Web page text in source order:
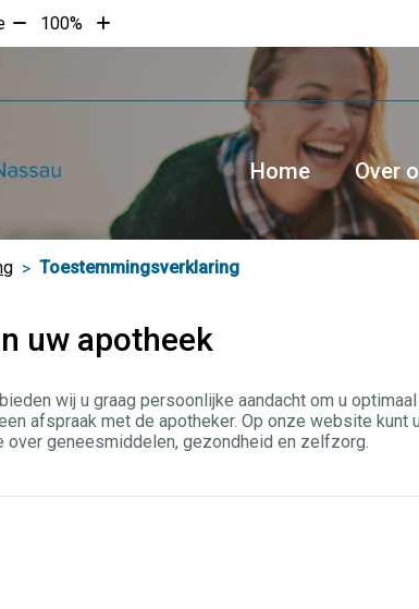
Tekst
verkleinen
100%
Tekst
vergroten
Home Over
Toestemmingsverklaring
uw apotheek
wij u graag persoonlijke aandacht om u
afspraak met de apotheker. Op onze website kunt
over geneesmiddelen, gezondheid en zelfzorg.